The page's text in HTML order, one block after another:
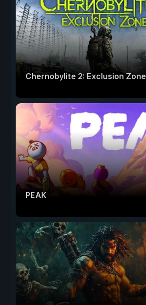
Chernobylite 2: Exclusion Zone
PEAK